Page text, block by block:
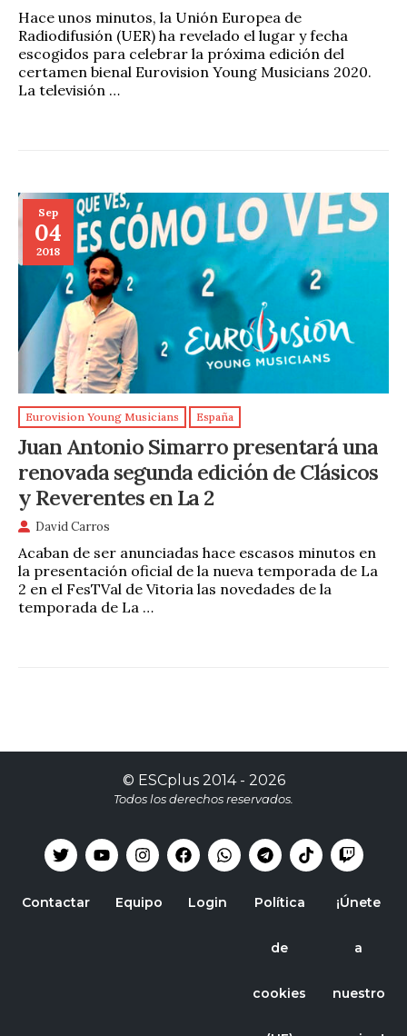
Hace unos minutos, la Unión Europea de
Radiodifusión (UER) ha revelado el lugar y fecha
escogidos para celebrar la próxima edición del
certamen bienal Eurovision Young Musicians 2020.
La televisión …
Sep
04
2018
Eurovision Young Musicians España
Juan Antonio Simarro presentará una
renovada segunda edición de Clásicos
y Reverentes en La 2
David Carros
Acaban de ser anunciadas hace escasos minutos en
la presentación oficial de la nueva temporada de La
2 en el FesTVal de Vitoria las novedades de la
temporada de La …
© ESCplus2014 - 2026
Todos los derechos reservados.
Contactar Equipo Login Política
de
cookies
¡Únete
a
nuestro